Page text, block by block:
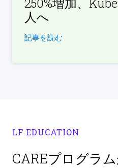
人へ
記事を読む
LF EDUCATION
CAREプログラ